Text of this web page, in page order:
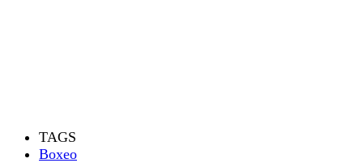
TAGS
Boxeo